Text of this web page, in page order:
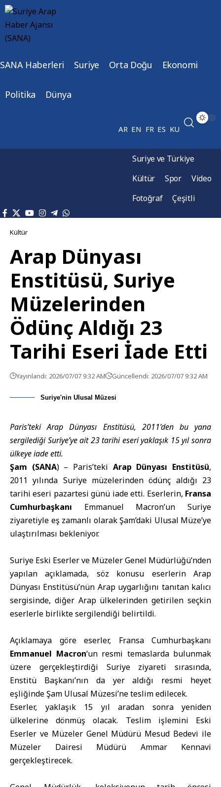
SANA Haberleri Suriye Orta Doğu Ekonomi
Politika Dünya
AR EN FR ES KU
Suriye ve Türkiye
Kültür
Spor
Video
Fotoğraf
Çeşitli
Kültür
Arap Dünyası
Enstitüsü, Suriye
Müzelerinden
Ödünç Aldığı 23
Tarihi Eseri İade Etti
Yayınlandı: 2026/07/07 9:32 AM Güncellendi: 2026/07/07 9:32 AM
Suriye'nin Ulusal Müzesi
Paris’teki Arap Dünyası Enstitüsü, 2011’den bu yana
sergilediği Suriye’ye ait 23 tarihi eseri yaklaşık 15 yıl sonra
ülkeye iade etti.
Şam (SANA) – Paris’teki Arap Dünyası Enstitüsü,
2011 yılında Suriye müzelerinden ödünç aldığı 23
tarihi eseri pazartesi günü iade etti. Eserlerin, Fransa
Cumhurbaşkanı Emmanuel Macron’un Suriye
ziyaretiyle eş zamanlı olarak Şam’daki Ulusal Müze’ye
ulaştırılması bekleniyor.
Suriye Eski Eserler ve Müzeler Genel Müdürlüğü’nden
yapılan açıklamada, söz konusu eserlerin Arap
Dünyası Enstitüsü’nün Arap uygarlığını tanıtan kalıcı
sergisinde, diğer Arap ülkelerinden getirilen seçkin
eserlerle birlikte sergilendiği belirtildi.
Açıklamaya göre eserler, Fransa Cumhurbaşkanı
Emmanuel Macron‘un resmi temaslarda bulunmak
üzere gerçekleştirdiği Suriye ziyareti sırasında,
Enstitü Başkanı’nın da yer aldığı resmi heyet
eşliğinde Şam Ulusal Müzesi’ne teslim edilecek.
Eserler, yaklaşık 15 yıl aradan sonra yeniden
ülkelerine dönmüş olacak. Teslim işlemini Eski
Eserler ve Müzeler Genel Müdürü Mesud Bedevi ile
Müzeler Dairesi Müdürü Ammar Kennavi
gerçekleştirecek.